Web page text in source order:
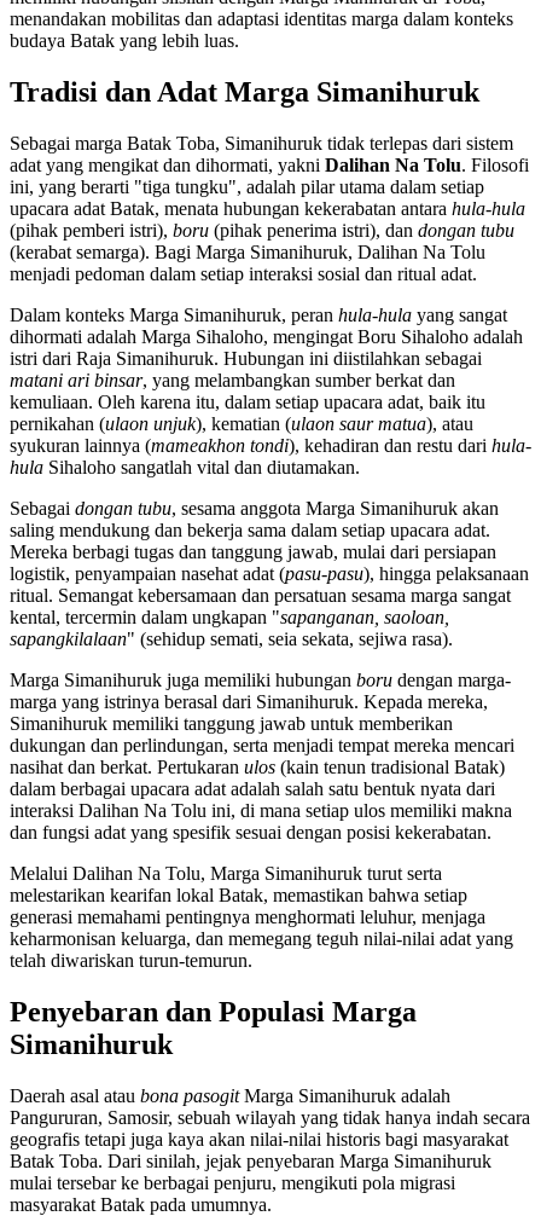
menandakan mobilitas dan adaptasi identitas marga dalam konteks
budaya Batak yang lebih luas.
Tradisi dan Adat Marga Simanihuruk
Sebagai marga Batak Toba, Simanihuruk tidak terlepas dari sistem
adat yang mengikat dan dihormati, yakni Dalihan Na Tolu. Filosofi
ini, yang berarti "tiga tungku", adalah pilar utama dalam setiap
upacara adat Batak, menata hubungan kekerabatan antara hula-hula
(pihak pemberi istri), boru (pihak penerima istri), dan dongan tubu
(kerabat semarga). Bagi Marga Simanihuruk, Dalihan Na Tolu
menjadi pedoman dalam setiap interaksi sosial dan ritual adat.
Dalam konteks Marga Simanihuruk, peran hula-hula yang sangat
dihormati adalah Marga Sihaloho, mengingat Boru Sihaloho adalah
istri dari Raja Simanihuruk. Hubungan ini diistilahkan sebagai
matani ari binsar, yang melambangkan sumber berkat dan
kemuliaan. Oleh karena itu, dalam setiap upacara adat, baik itu
pernikahan (ulaon unjuk), kematian (ulaon saur matua), atau
syukuran lainnya (mameakhon tondi), kehadiran dan restu dari hula-
hula Sihaloho sangatlah vital dan diutamakan.
Sebagai dongan tubu, sesama anggota Marga Simanihuruk akan
saling mendukung dan bekerja sama dalam setiap upacara adat.
Mereka berbagi tugas dan tanggung jawab, mulai dari persiapan
logistik, penyampaian nasehat adat (pasu-pasu), hingga pelaksanaan
ritual. Semangat kebersamaan dan persatuan sesama marga sangat
kental, tercermin dalam ungkapan "sapanganan, saoloan,
sapangkilalaan" (sehidup semati, seia sekata, sejiwa rasa).
Marga Simanihuruk juga memiliki hubungan boru dengan marga-
marga yang istrinya berasal dari Simanihuruk. Kepada mereka,
Simanihuruk memiliki tanggung jawab untuk memberikan
dukungan dan perlindungan, serta menjadi tempat mereka mencari
nasihat dan berkat. Pertukaran ulos (kain tenun tradisional Batak)
dalam berbagai upacara adat adalah salah satu bentuk nyata dari
interaksi Dalihan Na Tolu ini, di mana setiap ulos memiliki makna
dan fungsi adat yang spesifik sesuai dengan posisi kekerabatan.
Melalui Dalihan Na Tolu, Marga Simanihuruk turut serta
melestarikan kearifan lokal Batak, memastikan bahwa setiap
generasi memahami pentingnya menghormati leluhur, menjaga
keharmonisan keluarga, dan memegang teguh nilai-nilai adat yang
telah diwariskan turun-temurun.
Penyebaran dan Populasi Marga
Simanihuruk
Daerah asal atau bona pasogitMarga Simanihuruk adalah
Pangururan, Samosir, sebuah wilayah yang tidak hanya indah secara
geografis tetapi juga kaya akan nilai-nilai historis bagi masyarakat
Batak Toba. Dari sinilah, jejak penyebaran Marga Simanihuruk
mulai tersebar ke berbagai penjuru, mengikuti pola migrasi
masyarakat Batak pada umumnya.